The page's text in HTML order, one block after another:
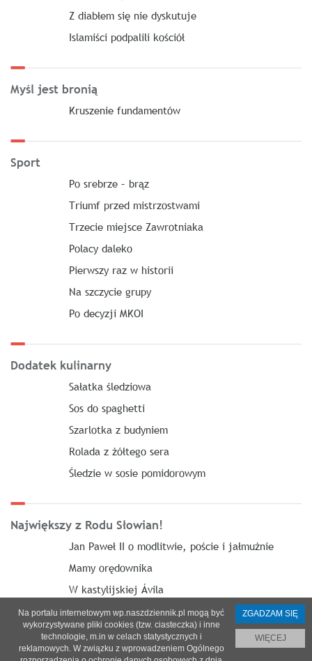
Z diabłem się nie dyskutuje
Islamiści podpalili kościół
Myśl jest bronią
Kruszenie fundamentów
Sport
Po srebrze – brąz
Triumf przed mistrzostwami
Trzecie miejsce Zawrotniaka
Polacy daleko
Pierwszy raz w historii
Na szczycie grupy
Po decyzji MKOI
Dodatek kulinarny
Sałatka śledziowa
Sos do spaghetti
Szarlotka z budyniem
Rolada z żółtego sera
Śledzie w sosie pomidorowym
Największy z Rodu Słowian!
Jan Paweł II o modlitwie, poście i jałmużnie
Mamy orędownika
W kastylijskiej Ávila
O nas| Reklama|Prenumerata|
Na portalu internetowym wp.naszdziennik.pl mogą być
wykorzystywane pliki cookies (tzw. ciasteczka) i inne
technologie, m.in w celach statystycznych i
reklamowych. W związku z wprowadzeniem Ogólnego
ZGADZAM SIĘ
WIĘCEJ